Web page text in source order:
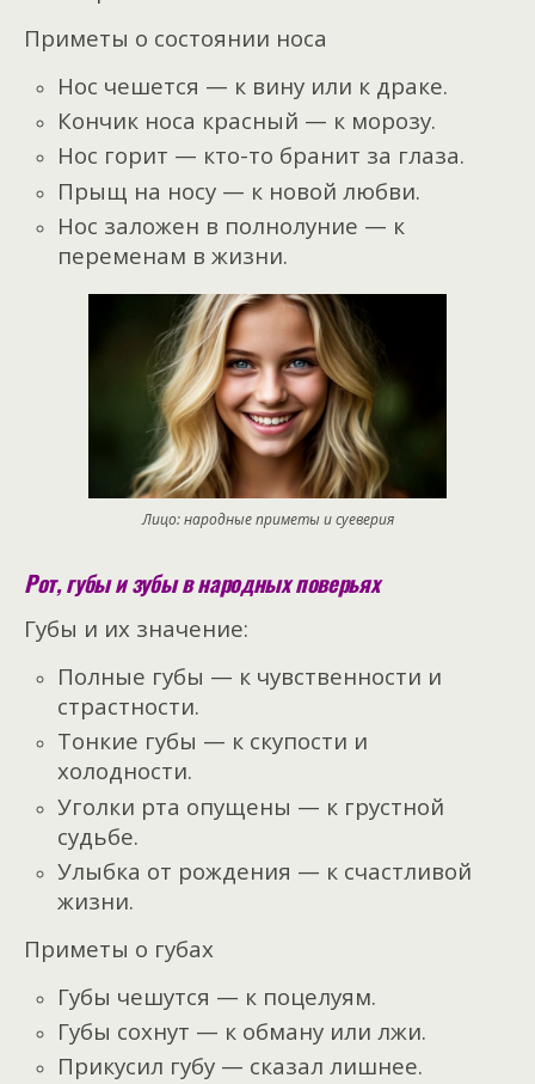
Приметы о состоянии носа
Нос чешется — к вину или к драке.
Кончик носа красный — к морозу.
Нос горит — кто-то бранит за глаза.
Прыщ на носу — к новой любви.
Нос заложен в полнолуние — к
переменам в жизни.
Лицо: народные приметы и суеверия
Рот, губы и зубы в народных поверьях
Губы и их значение:
Полные губы — к чувственности и
страстности.
Тонкие губы — к скупости и
холодности.
Уголки рта опущены — к грустной
судьбе.
Улыбка от рождения — к счастливой
жизни.
Приметы о губах
Губы чешутся — к поцелуям.
Губы сохнут — к обману или лжи.
Прикусил губу — сказал лишнее.